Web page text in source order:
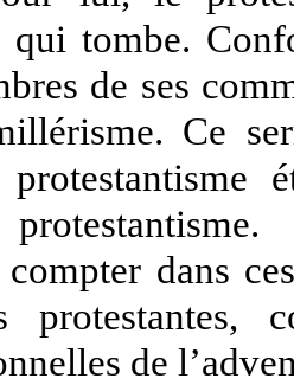
tombe.
de ses
Ce
dans
protestantes,
de